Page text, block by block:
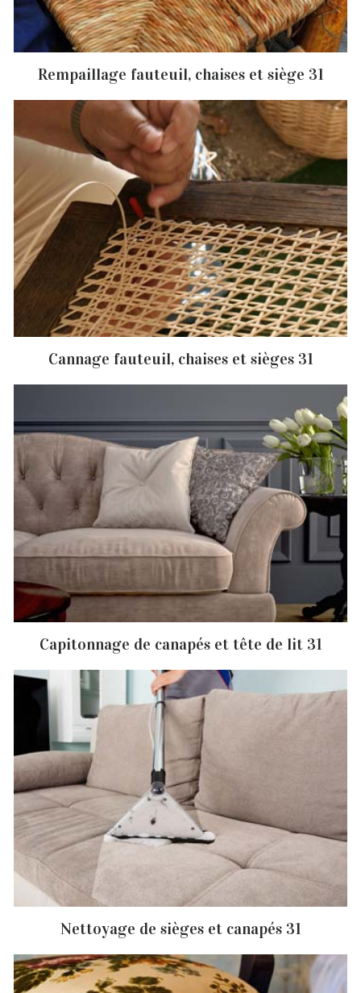
Rempaillage fauteuil, chaises et siège 31
Cannage fauteuil, chaises et sièges 31
Capitonnage de canapés et tête de lit 31
Nettoyage de sièges et canapés 31